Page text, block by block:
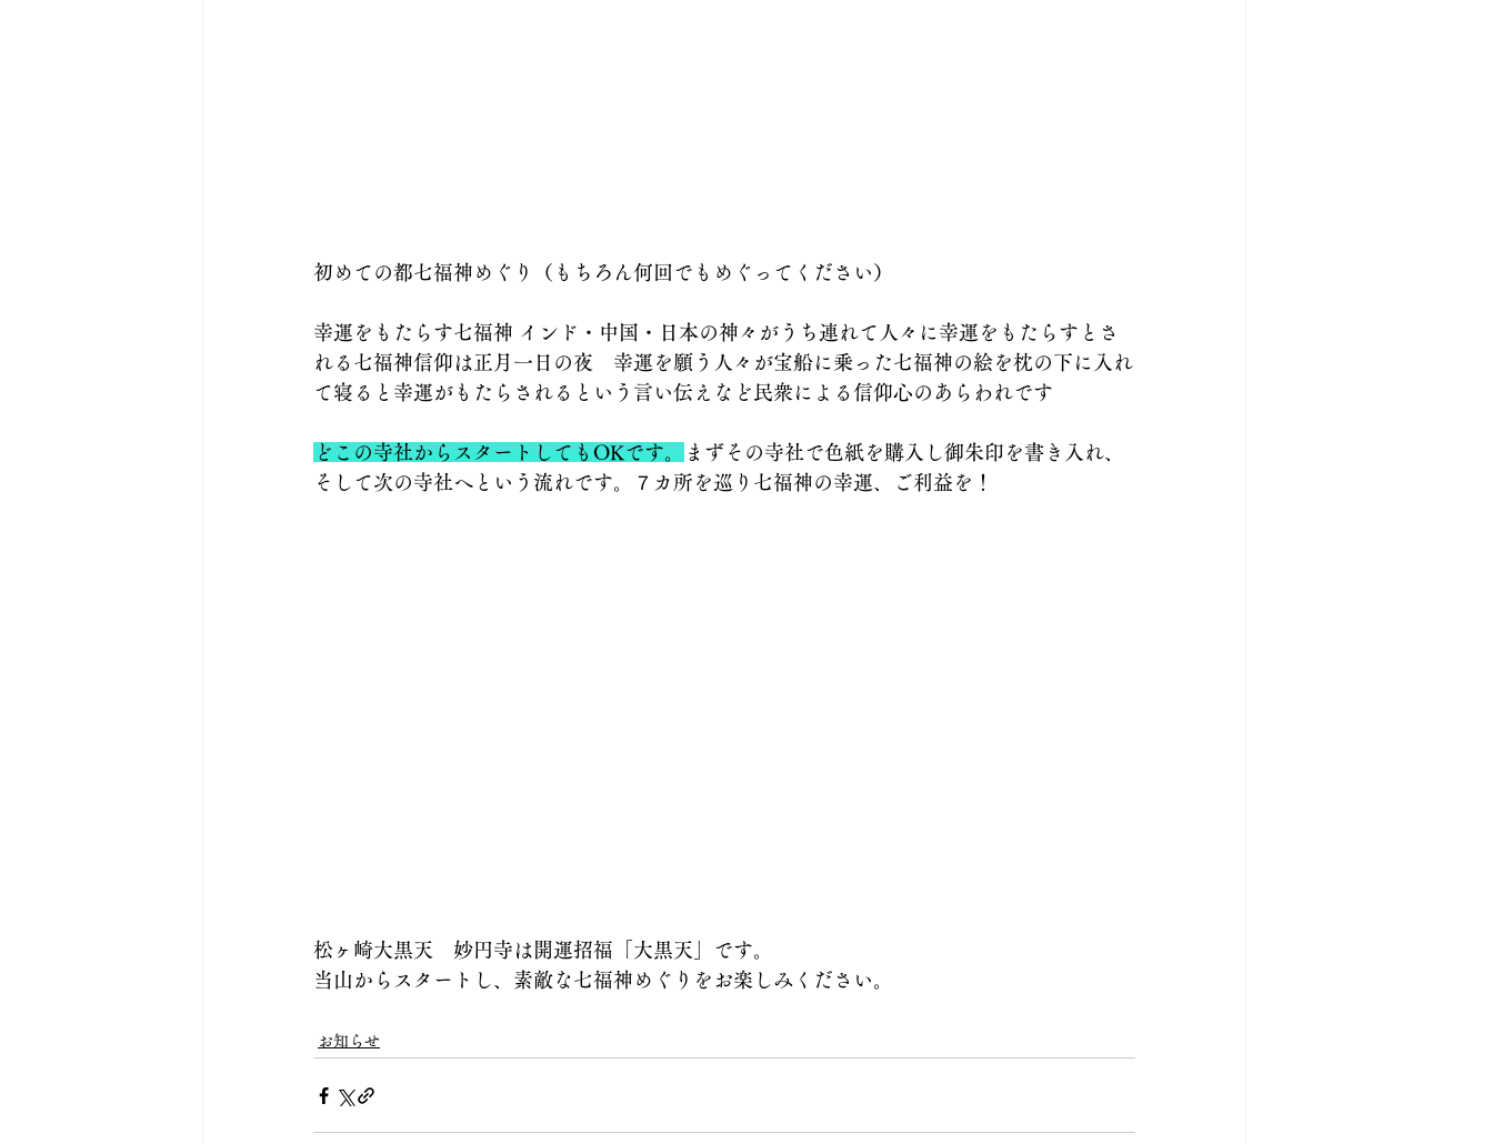
初めての都七福神めぐり（もちろん何回でもめぐってください）
幸運をもたらす七福神 インド・中国・日本の神々がうち連れて人々に幸運をもたらすとさ
れる七福神信仰は正月一日の夜　幸運を願う人々が宝船に乗った七福神の絵を枕の下に入れ
て寝ると幸運がもたらされるという言い伝えなど民衆による信仰心のあらわれです
どこの寺社からスタートしてもOKです。
まずその寺社で色紙を購入し御朱印を書き入れ、
そして次の寺社へという流れです。７カ所を巡り七福神の幸運、ご利益を！
松ヶ崎大黒天　妙円寺は開運招福「大黒天」です。
当山からスタートし、素敵な七福神めぐりをお楽しみください。
お知らせ